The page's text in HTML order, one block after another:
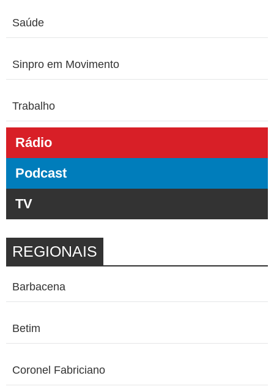
Saúde
Sinpro em Movimento
Trabalho
Rádio
Podcast
TV
REGIONAIS
Barbacena
Betim
Coronel Fabriciano